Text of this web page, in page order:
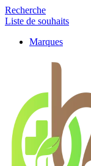
Recherche
Liste de souhaits
Marques